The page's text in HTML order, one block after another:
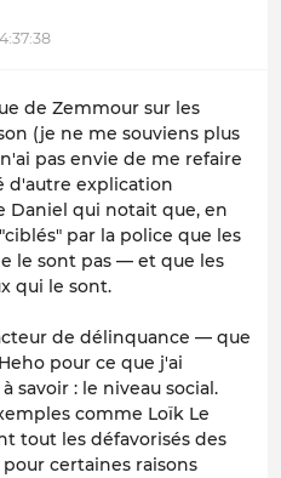
de Zemmour sur les
(je ne me souviens plus
pas envie de me refaire
d'autre explication
Daniel qui notait que, en
par la police que les
le sont pas — et que les
qui le sont.
de délinquance — que
pour ce que j'ai
savoir : le niveau social.
comme Loïk Le
tout les défavorisés des
certaines raisons